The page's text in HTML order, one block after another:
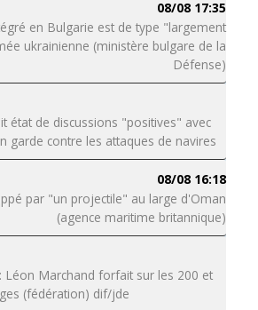
08/08 17:35
en Bulgarie est de type "largement
ukrainienne (ministère bulgare de la
Défense)
état de discussions "positives" avec
garde contre les attaques de navires
08/08 16:18
par "un projectile" au large d'Oman
(agence maritime britannique)
Léon Marchand forfait sur les 200 et
(fédération) dif/jde